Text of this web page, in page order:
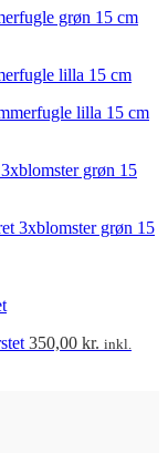
lilla 15 cm
grøn 15
350,00 kr. inkl.